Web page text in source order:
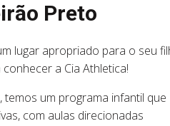
Preto
lugar apropriado para o seu
a Cia Athletica!
temos um programa infantil que
com aulas direcionadas